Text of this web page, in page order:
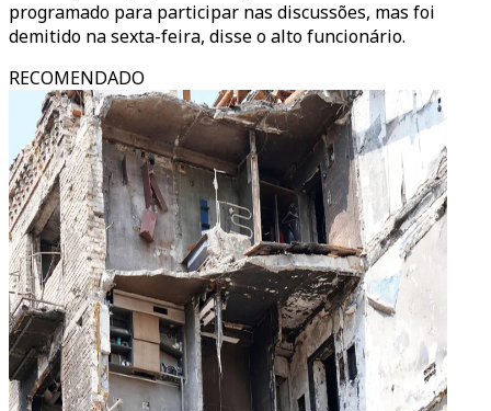
programado para participar nas discussões, mas foi
demitido na sexta-feira, disse o alto funcionário.
RECOMENDADO